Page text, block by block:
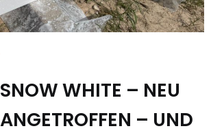
WHITE – NEU
– UND